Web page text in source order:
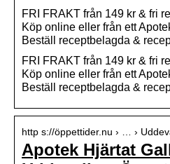
FRI FRAKT från 149 kr & fri
Köp online eller från ett
Beställ receptbelagda &
FRI FRAKT från 149 kr & fri
Köp online eller från ett
Beställ receptbelagda &
http s://öppettider.nu › … ›
Apotek Hjärtat